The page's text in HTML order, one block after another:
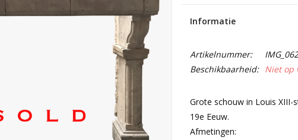
Informatie
Artikelnummer:
Beschikbaarheid:
Niet op
Grote schouw in Louis
19e Eeuw.
Afmetingen: